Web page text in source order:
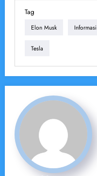
Tag
Elon Musk Informasi
Tesla